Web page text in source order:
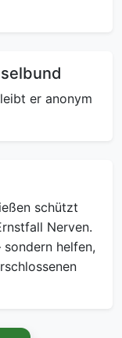
er anonym
schützt
Nerven.
helfen,